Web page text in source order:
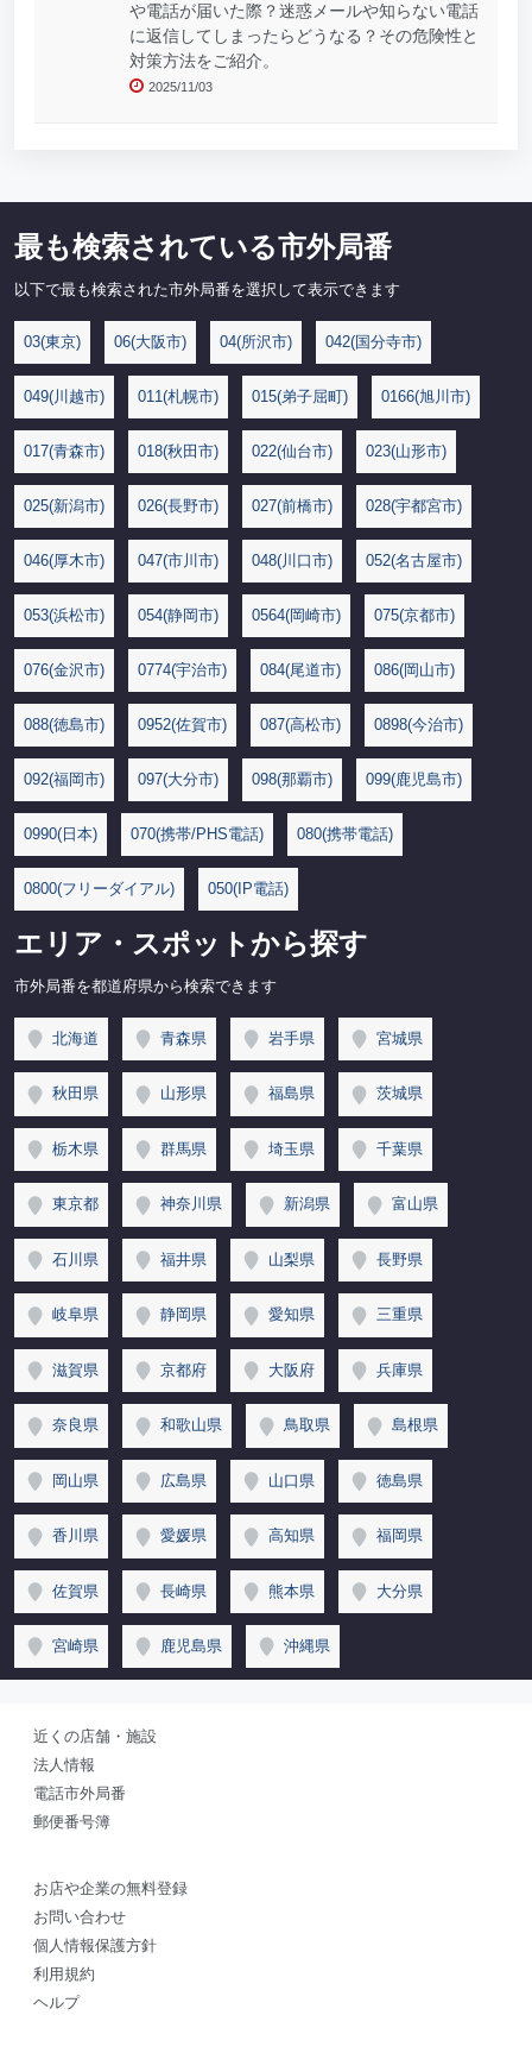
や電話が届いた際？迷惑メールや知らない電話
に返信してしまったらどうなる？その危険性と
対策方法をご紹介。
2025/11/03
最も検索されている市外局番
以下で最も検索された市外局番を選択して表示できます
03(東京) 06(大阪市) 04(所沢市) 042(国分寺市)
049(川越市) 011(札幌市) 015(弟子屈町) 0166(旭川市)
017(青森市) 018(秋田市) 022(仙台市) 023(山形市)
025(新潟市) 026(長野市) 027(前橋市) 028(宇都宮市)
046(厚木市) 047(市川市) 048(川口市) 052(名古屋市)
053(浜松市) 054(静岡市) 0564(岡崎市) 075(京都市)
076(金沢市) 0774(宇治市) 084(尾道市) 086(岡山市)
088(徳島市) 0952(佐賀市) 087(高松市) 0898(今治市)
092(福岡市) 097(大分市) 098(那覇市) 099(鹿児島市)
0990(日本) 070(携帯/PHS電話) 080(携帯電話)
0800(フリーダイアル) 050(IP電話)
エリア・スポットから探す
市外局番を都道府県から検索できます
北海道 青森県 岩手県 宮城県
秋田県 山形県 福島県 茨城県
栃木県 群馬県 埼玉県 千葉県
東京都 神奈川県 新潟県 富山県
石川県 福井県 山梨県 長野県
岐阜県 静岡県 愛知県 三重県
滋賀県 京都府 大阪府 兵庫県
奈良県 和歌山県 鳥取県 島根県
岡山県 広島県 山口県 徳島県
香川県 愛媛県 高知県 福岡県
佐賀県 長崎県 熊本県 大分県
宮崎県 鹿児島県 沖縄県
近くの店舗・施設
法人情報
電話市外局番
郵便番号簿
お店や企業の無料登録
お問い合わせ
個人情報保護方針
利用規約
ヘルプ